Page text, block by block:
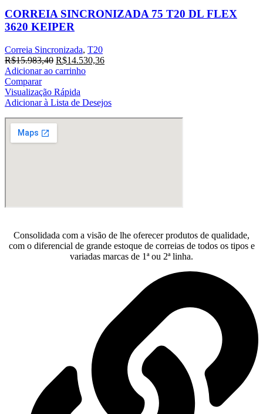
CORREIA SINCRONIZADA 75 T20 DL FLEX
3620 KEIPER
Correia Sincronizada, T20
R$15.983,40 O
preço
era:
R$15.983,40.
R$14.530,36O
R$14.530,36.
Adicionar ao carrinho
Comparar
Visualização Rápida
Adicionar à Lista de Desejos
Consolidada com a visão de lhe oferecer produtos de qualidade,
com o diferencial de grande estoque de correias de todos os tipos e
variadas marcas de 1ª ou 2ª linha.